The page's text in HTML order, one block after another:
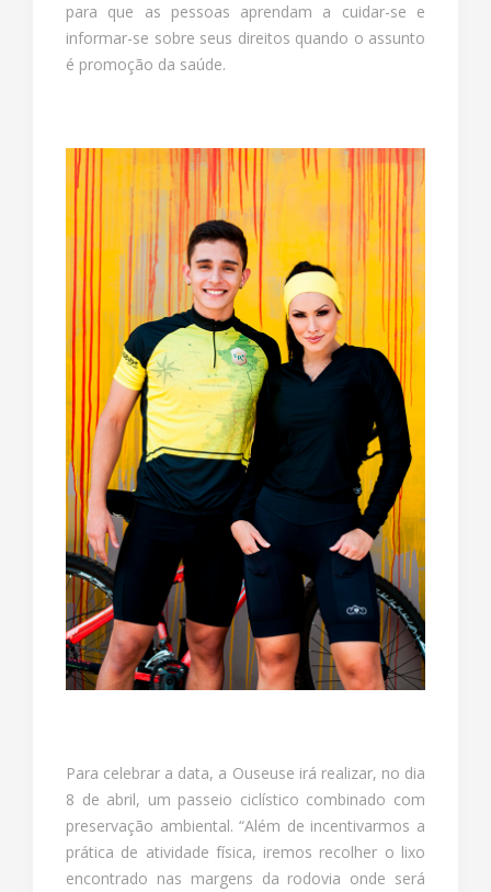
para que as pessoas aprendam a cuidar-se e
informar-se sobre seus direitos quando o assunto
é promoção da saúde.
Para celebrar a data, a Ouseuse irá realizar, no dia
8 de abril, um passeio ciclístico combinado com
preservação ambiental. “Além de incentivarmos a
prática de atividade física, iremos recolher o lixo
encontrado nas margens da rodovia onde será